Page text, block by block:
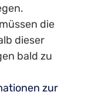
die
dieser
bald zu
zur